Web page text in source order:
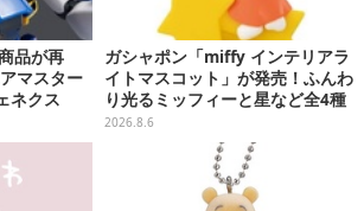
品が再
マスター
ネクス
ガシャポン「miffy インテリアラ
イトマスコット」が発売！ふんわ
り光るミッフィーと星など全4種
ラインナップ
2026.8.6